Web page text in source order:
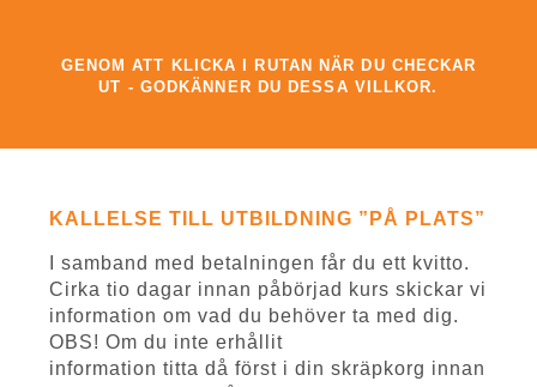
GENOM ATT KLICKA I RUTAN NÄR DU CHECKAR
UT - GODKÄNNER DU DESSA VILLKOR.
KALLELSE TILL UTBILDNING ”PÅ PLATS”
I samband med betalningen får du ett kvitto.
Cirka tio dagar innan påbörjad kurs skickar vi
information om vad du behöver ta med dig.
OBS! Om du inte erhållit
information titta då först i din skräpkorg innan